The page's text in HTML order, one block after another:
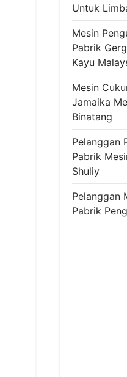
Untuk
Mesin
Pabrik
Kayu
Mesin
Jamaika
Binatang
Pelanggan
Pabrik
Shuliy
Pelanggan
Pabrik